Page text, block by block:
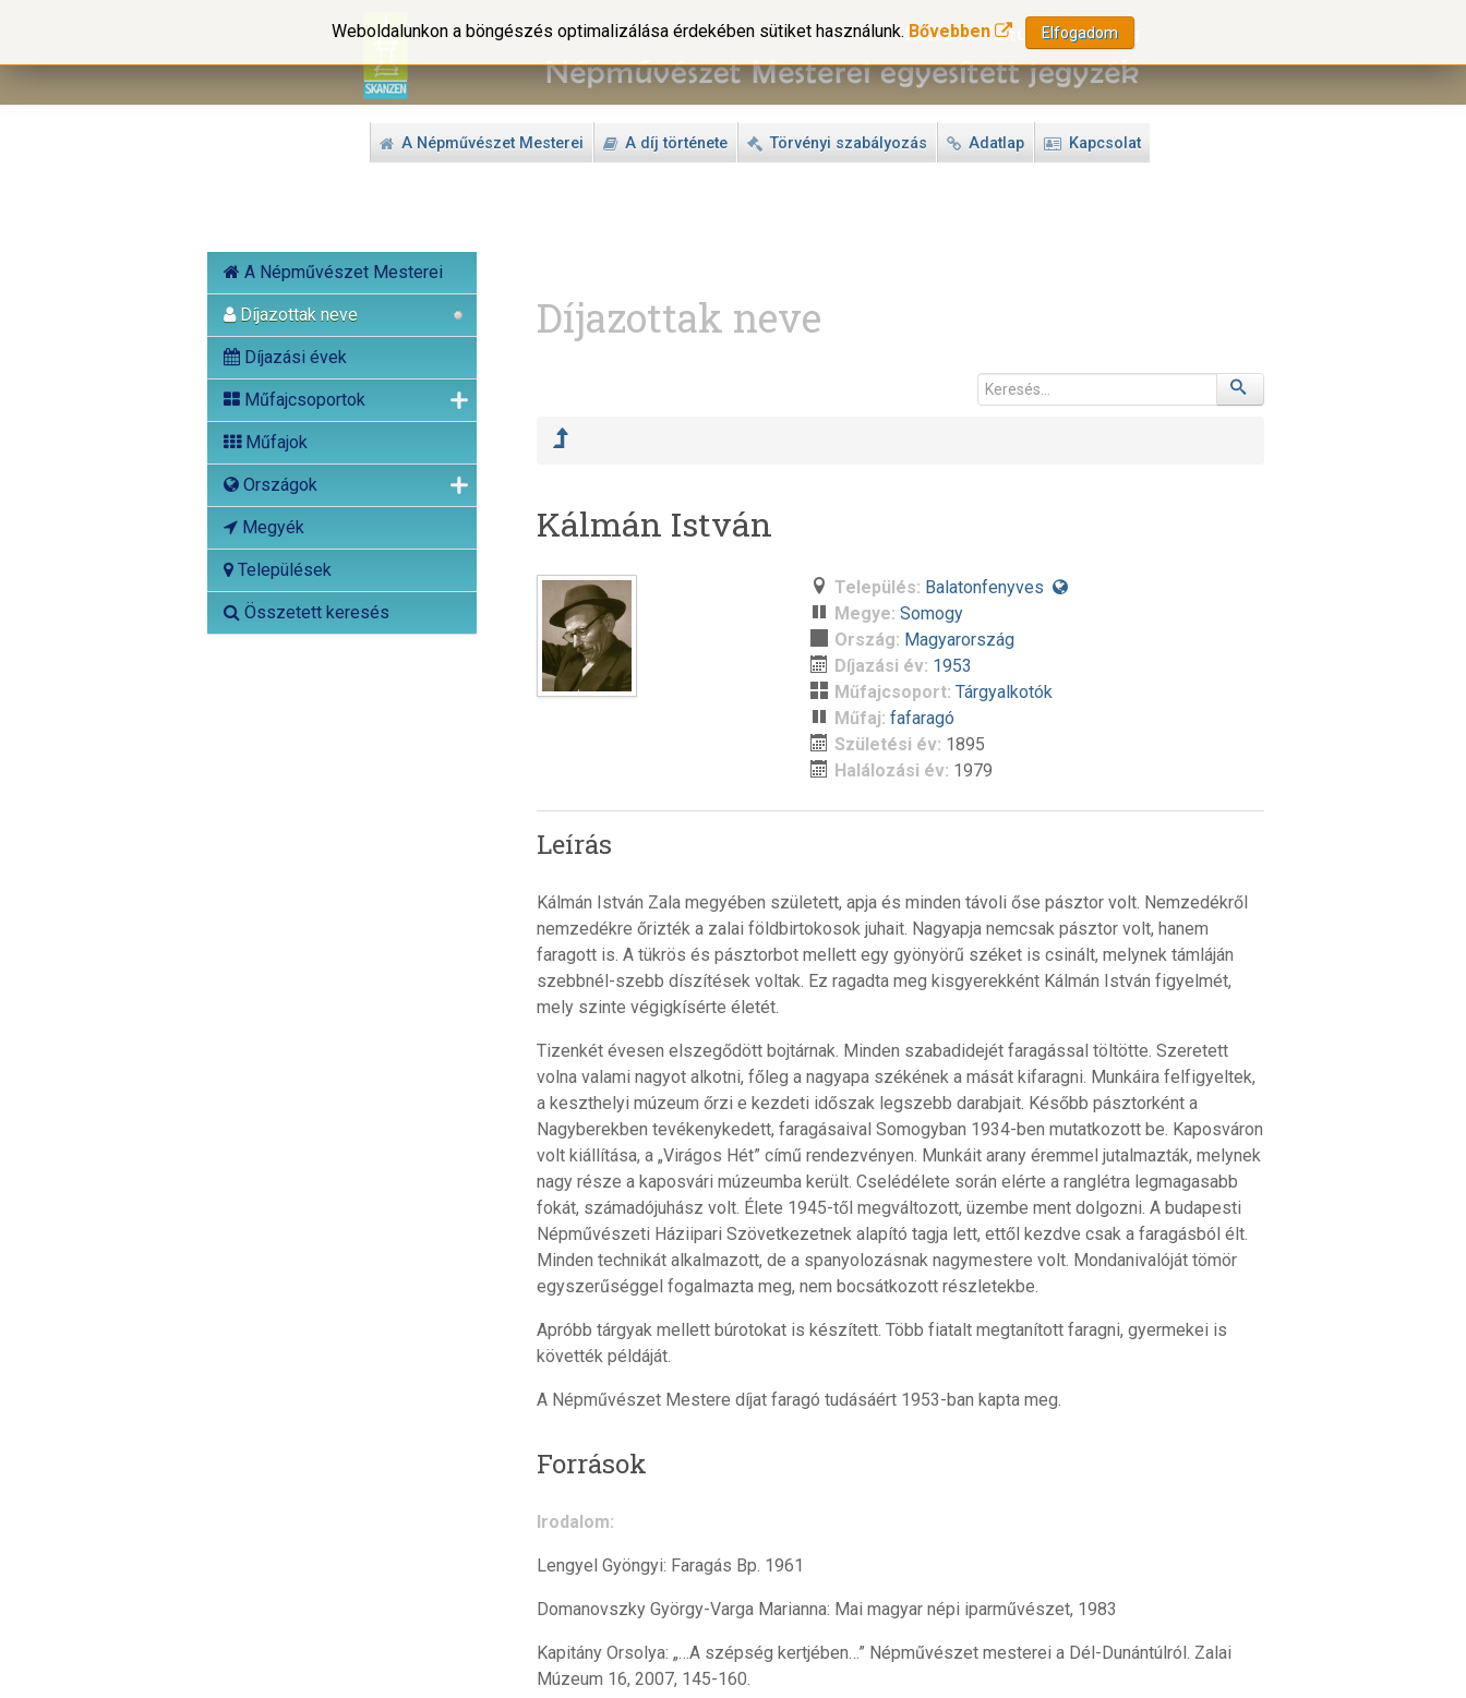
A Népművészet Mesterei A díj története Törvényi szabályozás Adatlap Kapcsolat
A Népművészet Mesterei
Díjazottak neve
Díjazási évek
Műfajcsoportok
Műfajok
Országok
Megyék
Települések
Összetett keresés
Weboldalunkon a böngészés optimalizálása érdekében sütiket használunk. Bővebben Elfogadom
Díjazottak neve
Kálmán István
Település: Balatonfenyves
Megye:Somogy
Ország: Magyarország
Díjazási év: 1953
Műfajcsoport:Tárgyalkotók
Műfaj:fafaragó
Születési év: 1895
Halálozási év: 1979
Leírás
Kálmán István Zala megyében született, apja és minden távoli őse pásztor volt. Nemzedékről
nemzedékre őrizték a zalai földbirtokosok juhait. Nagyapja nemcsak pásztor volt, hanem
faragott is. A tükrös és pásztorbot mellett egy gyönyörű széket is csinált, melynek támláján
szebbnél-szebb díszítések voltak. Ez ragadta meg kisgyerekként Kálmán István figyelmét,
mely szinte végigkísérte életét.
Tizenkét évesen elszegődött bojtárnak. Minden szabadidejét faragással töltötte. Szeretett
volna valami nagyot alkotni, főleg a nagyapa székének a mását kifaragni. Munkáira felfigyeltek,
a keszthelyi múzeum őrzi e kezdeti időszak legszebb darabjait. Később pásztorként a
Nagyberekben tevékenykedett, faragásaival Somogyban 1934-ben mutatkozott be. Kaposváron
volt kiállítása, a „Virágos Hét” című rendezvényen. Munkáit arany éremmel jutalmazták, melynek
nagy része a kaposvári múzeumba került. Cselédélete során elérte a ranglétra legmagasabb
fokát, számadójuhász volt. Élete 1945-től megváltozott, üzembe ment dolgozni. A budapesti
Népművészeti Háziipari Szövetkezetnek alapító tagja lett, ettől kezdve csak a faragásból élt.
Minden technikát alkalmazott, de a spanyolozásnak nagymestere volt. Mondanivalóját tömör
egyszerűséggel fogalmazta meg, nem bocsátkozott részletekbe.
Apróbb tárgyak mellett búrotokat is készített. Több fiatalt megtanított faragni, gyermekei is
követték példáját.
A Népművészet Mestere díjat faragó tudásáért 1953-ban kapta meg.
Források
Irodalom:
Lengyel Gyöngyi: Faragás Bp. 1961
Domanovszky György-Varga Marianna: Mai magyar népi iparművészet, 1983
Kapitány Orsolya: „…A szépség kertjében…” Népművészet mesterei a Dél-Dunántúlról. Zalai
Múzeum 16, 2007, 145-160.